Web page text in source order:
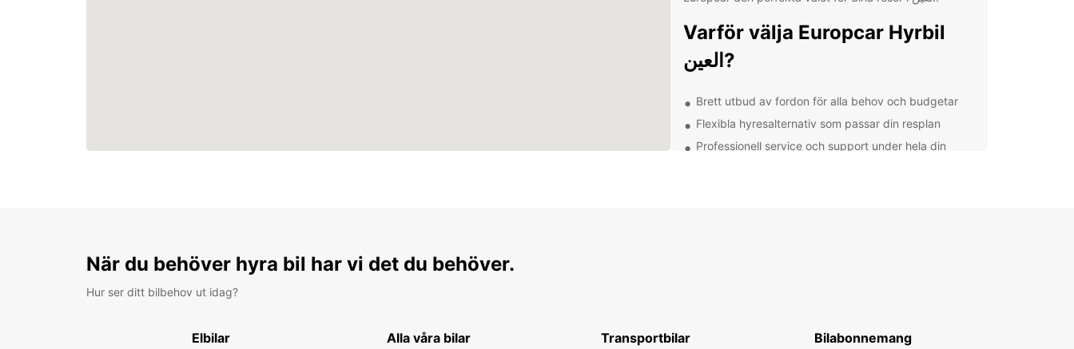
Varför välja Europcar Hyrbil
العين?
Brett utbud av fordon för alla behov och budgetar
Flexibla hyresalternativ som passar din resplan
Professionell service och support under hela din
staden och dess omgivningar i din egen takt. Besök
När du behöver hyra bil har vi det du behöver.
Hur ser ditt bilbehov ut idag?
Elbilar Alla våra bilar Transportbilar Bilabonnemang